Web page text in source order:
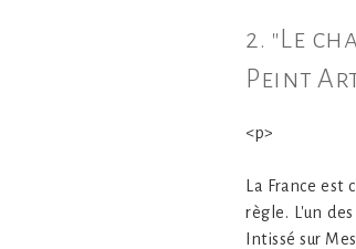
2. "Le
Peint
<p>
La France
règle. L'un
Intissé sur